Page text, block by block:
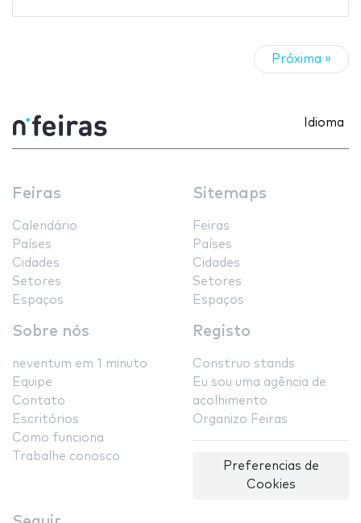
Próxima »
Idioma
Feiras
Calendário
Países
Cidades
Setores
Espaços
Sitemaps
Feiras
Países
Cidades
Setores
Espaços
Sobre nós
neventum em 1 minuto
Equipe
Contato
Escritórios
Como funciona
Trabalhe conosco
Registo
Construo stands
Eu sou uma agência de
acolhimento
Organizo Feiras
Preferencias de
Cookies